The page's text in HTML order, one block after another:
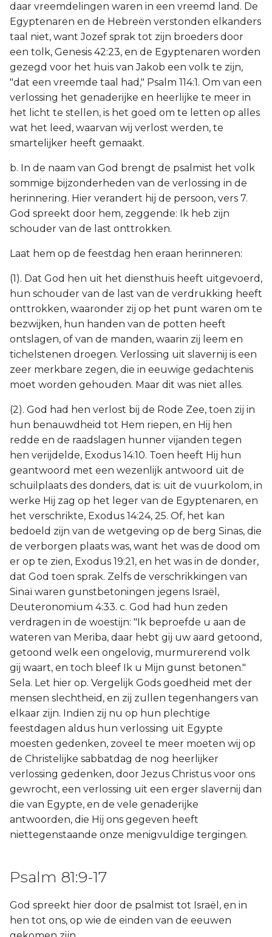
daar vreemdelingen waren in een vreemd land. De
Egyptenaren en de Hebreën verstonden elkanders
taal niet, want Jozef sprak tot zijn broeders door
een tolk, Genesis 42:23, en de Egyptenaren worden
gezegd voor het huis van Jakob een volk te zijn,
"dat een vreemde taal had," Psalm 114:1. Om van een
verlossing het genaderijke en heerlijke te meer in
het licht te stellen, is het goed om te letten op alles
wat het leed, waarvan wij verlost werden, te
smartelijker heeft gemaakt.
b. In de naam van God brengt de psalmist het volk
sommige bijzonderheden van de verlossing in de
herinnering. Hier verandert hij de persoon, vers 7.
God spreekt door hem, zeggende: Ik heb zijn
schouder van de last onttrokken.
Laat hem op de feestdag hen eraan herinneren:
(1). Dat God hen uit het diensthuis heeft uitgevoerd,
hun schouder van de last van de verdrukking heeft
onttrokken, waaronder zij op het punt waren om te
bezwijken, hun handen van de potten heeft
ontslagen, of van de manden, waarin zij leem en
tichelstenen droegen. Verlossing uit slavernij is een
zeer merkbare zegen, die in eeuwige gedachtenis
moet worden gehouden. Maar dit was niet alles.
(2). God had hen verlost bij de Rode Zee, toen zij in
hun benauwdheid tot Hem riepen, en Hij hen
redde en de raadslagen hunner vijanden tegen
hen verijdelde, Exodus 14:10. Toen heeft Hij hun
geantwoord met een wezenlijk antwoord uit de
schuilplaats des donders, dat is: uit de vuurkolom, in
werke Hij zag op het leger van de Egyptenaren, en
het verschrikte, Exodus 14:24, 25. Of, het kan
bedoeld zijn van de wetgeving op de berg Sinas, die
de verborgen plaats was, want het was de dood om
er op te zien, Exodus 19:21, en het was in de donder,
dat God toen sprak. Zelfs de verschrikkingen van
Sinaï waren gunstbetoningen jegens Israël,
Deuteronomium 4:33. c. God had hun zeden
verdragen in de woestijn: "Ik beproefde u aan de
wateren van Meriba, daar hebt gij uw aard getoond,
getoond welk een ongelovig, murmurerend volk
gij waart, en toch bleef Ik u Mijn gunst betonen."
Sela. Let hier op. Vergelijk Gods goedheid met der
mensen slechtheid, en zij zullen tegenhangers van
elkaar zijn. Indien zij nu op hun plechtige
feestdagen aldus hun verlossing uit Egypte
moesten gedenken, zoveel te meer moeten wij op
de Christelijke sabbatdag de nog heerlijker
verlossing gedenken, door Jezus Christus voor ons
gewrocht, een verlossing uit een erger slavernij dan
die van Egypte, en de vele genaderijke
antwoorden, die Hij ons gegeven heeft
niettegenstaande onze menigvuldige tergingen.
Psalm 81:9-17
God spreekt hier door de psalmist tot Israël, en in
hen tot ons, op wie de einden van de eeuwen